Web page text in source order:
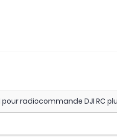
radiocommande DJI RC